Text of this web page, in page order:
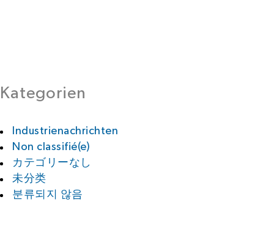
Kategorien
Industrienachrichten
Non classifié(e)
カテゴリーなし
未分类
분류되지 않음